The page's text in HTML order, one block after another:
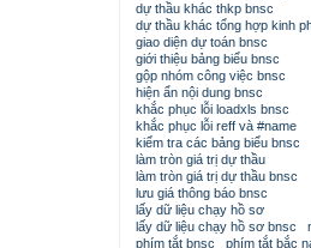
dự thầu khác thkp bnsc
dự thầu khác tổng hợp kinh
giao diện dự toán bnsc
giới thiệu bảng biểu bnsc
gộp nhóm công việc bnsc
hiện ẩn nội dung bnsc
khắc phục lỗi loadxls bnsc
khắc phục lỗi reff và #name
kiểm tra các bảng biểu bnsc
làm tròn giá trị dự thầu
làm tròn giá trị dự thầu bnsc
lưu giá thông báo bnsc
lấy dữ liệu chạy hồ sơ
lấy dữ liệu chạy hồ sơ bnsc
phím tắt bnsc
phím tắt bắc